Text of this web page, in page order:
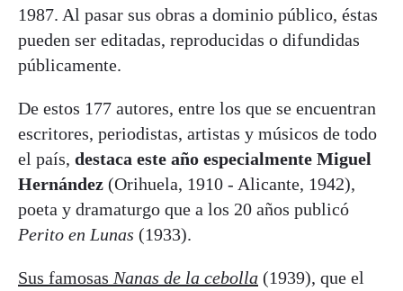
1987. Al pasar sus obras a dominio público, éstas
pueden ser editadas, reproducidas o difundidas
públicamente.
De estos 177 autores, entre los que se encuentran
escritores, periodistas, artistas y músicos de todo
el país, destaca este año especialmente Miguel
Hernández (Orihuela, 1910 - Alicante, 1942),
poeta y dramaturgo que a los 20 años publicó
Perito en Lunas (1933).
Sus famosas Nanas de la cebolla (1939), que el